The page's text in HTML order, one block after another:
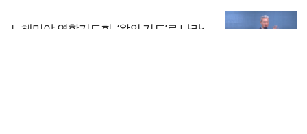
느헤미야 연합기도회, ‘왕의 기도’로 나라·